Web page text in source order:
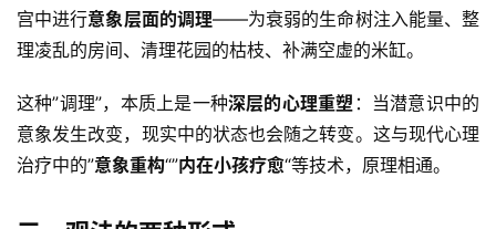
宫中进行意象层面的调理——为衰弱的生命树注入能量、整
理凌乱的房间、清理花园的枯枝、补满空虚的米缸。
这种”调理”，本质上是一种深层的心理重塑 ：当潜意识中的
意象发生改变，现实中的状态也会随之转变。这与现代心理
治疗中的”意象重构“”内在小孩疗愈“等技术，原理相通。